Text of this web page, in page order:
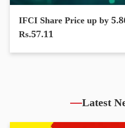
IFCI Share Price up by
Rs.57.11
Latest